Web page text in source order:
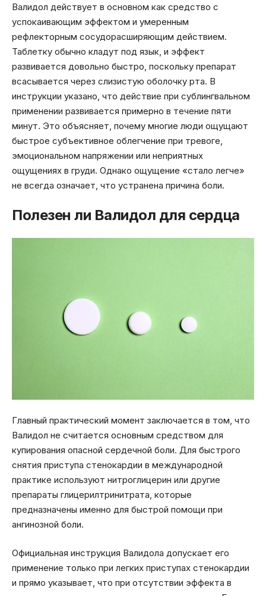
Валидол действует в основном как средство с
успокаивающим эффектом и умеренным
рефлекторным сосудорасширяющим действием.
Таблетку обычно кладут под язык, и эффект
развивается довольно быстро, поскольку препарат
всасывается через слизистую оболочку рта. В
инструкции указано, что действие при сублингвальном
применении развивается примерно в течение пяти
минут. Это объясняет, почему многие люди ощущают
быстрое субъективное облегчение при тревоге,
эмоциональном напряжении или неприятных
ощущениях в груди. Однако ощущение «стало легче»
не всегда означает, что устранена причина боли.
Полезен ли Валидол для сердца
Главный практический момент заключается в том, что
Валидол не считается основным средством для
купирования опасной сердечной боли. Для быстрого
снятия приступа стенокардии в международной
практике используют нитроглицерин или другие
препараты глицерилтринитрата, которые
предназначены именно для быстрой помощи при
ангинозной боли.
Официальная инструкция Валидола допускает его
применение только при легких приступах стенокардии
и прямо указывает, что при отсутствии эффекта в